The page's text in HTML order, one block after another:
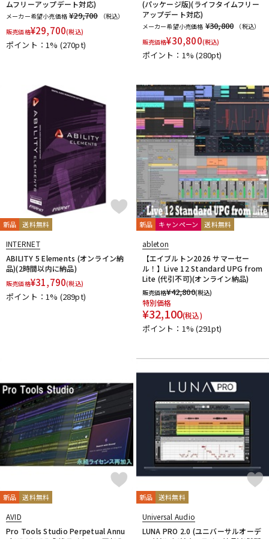
ムフリーアップデート対応)
メーカー希望小売価格 ¥29,700
（税込）
販売価格¥29,700(税込)
ポイント：1% (270pt)
(パッケージ版)(ライフタイムフリー
アップデート対応)
メーカー希望小売価格 ¥30,800
（税込）
販売価格¥30,800(税込)
ポイント：1%(280pt)
新品 送料無料
INTERNET
ABILITY 5 Elements (オンライン納
品)(2時間以内に納品)
販売価格¥31,790(税込)
ポイント：1% (289pt)
新品 キャンペーン 送料無料
ableton
【エイブルトン2026 サマーセー
ル！】Live 12 Standard UPG from
Lite (代引不可)(オンライン納品)
販売価格¥42,800(税込)
特別価格
¥32,100(税込)
ポイント：1%(291pt)
新品 送料無料
AVID
Pro Tools Studio Perpetual Annu
新品 送料無料
Universal Audio
LUNA PRO 2.0 (ユニバーサルオーデ